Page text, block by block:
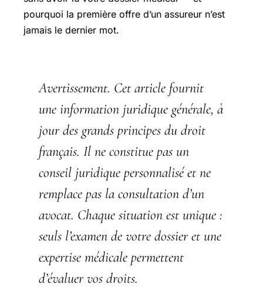
pourquoi la première offre d’un assureur n’est
jamais le dernier mot.
Avertissement. Cet article fournit
une information juridique générale, à
jour des grands principes du droit
français. Il ne constitue pas un
conseil juridique personnalisé et ne
remplace pas la consultation d’un
avocat. Chaque situation est unique :
seuls l’examen de votre dossier et une
expertise médicale permettent
d’évaluer vos droits.